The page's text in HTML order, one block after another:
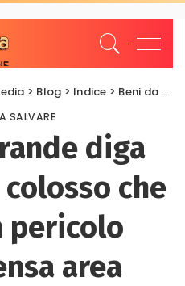
> Blog > Indice > Beni da salvare
SALVARE
diga
che
pericolo
area